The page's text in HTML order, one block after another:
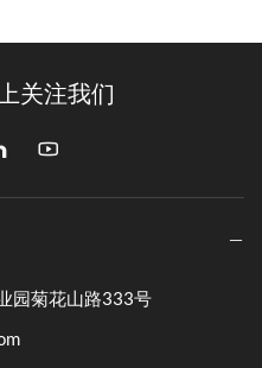
关注我们
园菊花山路333号